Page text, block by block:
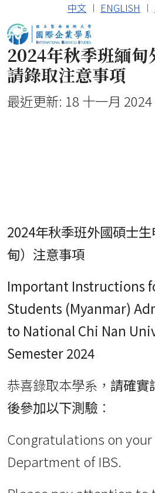
中文 ︱ ENGLISH ︱
2024年秋季班緬甸
請錄取注意事項
最近更新: 18 十一月 2024
2024年秋季班外國碩士
甸）注意事項
Important Instructions
Students (Myanmar)
to National Chi Nan
Semester 2024
恭喜錄取本學系， 請確實
後參加以下測驗 ：
Congratulations on
Department of IBS.